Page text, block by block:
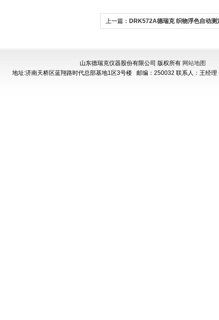
上一篇： DRK572A德瑞克 织物浮色自动测
山东德瑞克仪器股份有限公司 版权所有 网站地图
地址:济南天桥区蓝翔路时代总部基地1区3号楼 邮编：250032 联系人：王经